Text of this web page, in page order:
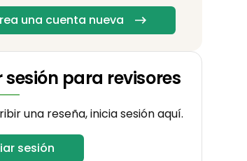
una cuenta nueva
sesión para revisores
una reseña, inicia sesión aquí.
sesión